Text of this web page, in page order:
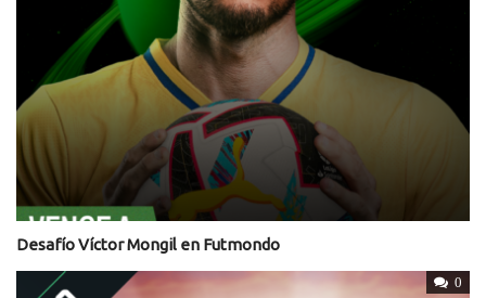
Desafío Víctor Mongil en Futmondo
0